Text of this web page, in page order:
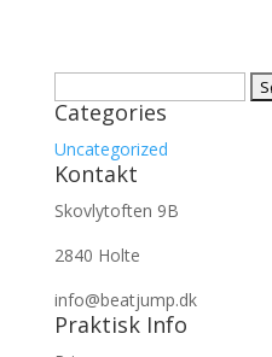
efter:
Categories
Uncategorized
Kontakt
Skovlytoften 9B
2840 Holte
info@beatjump.dk
Praktisk Info